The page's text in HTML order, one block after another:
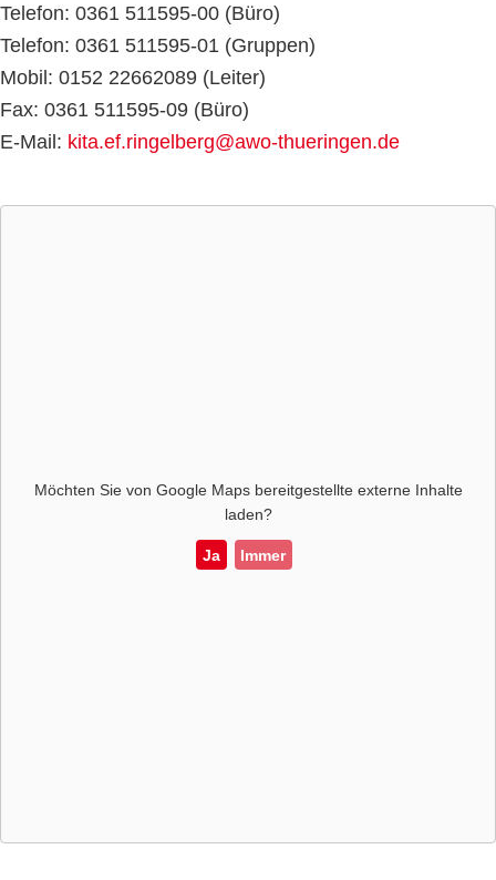
Telefon: 0361 511595-00 (Büro)
Telefon: 0361 511595-01 (Gruppen)
Mobil: 0152 22662089 (Leiter)
Fax: 0361 511595-09 (Büro)
E-Mail: kita.ef.ringelberg@awo-thueringen.de
Möchten Sie von Google Mapsbereitgestellte externe Inhalte
laden?
Ja Immer